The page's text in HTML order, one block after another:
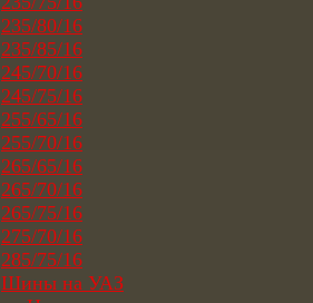
235/80/16
235/85/16
245/70/16
245/75/16
255/65/16
255/70/16
265/65/16
265/70/16
265/75/16
275/70/16
285/75/16
Шины на УАЗ